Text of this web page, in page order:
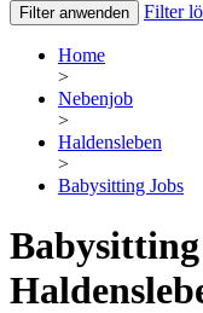
Filter anwenden Filter
Home
>
Nebenjob
>
Haldensleben
>
Babysitting Jobs